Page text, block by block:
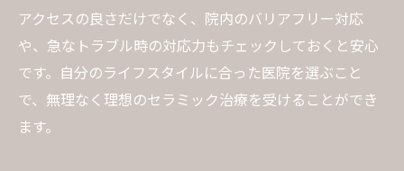
アクセスの良さだけでなく、院内のバリアフリー対応
や、急なトラブル時の対応力もチェックしておくと安心
です。自分のライフスタイルに合った医院を選ぶこと
で、無理なく理想のセラミック治療を受けることができ
ます。